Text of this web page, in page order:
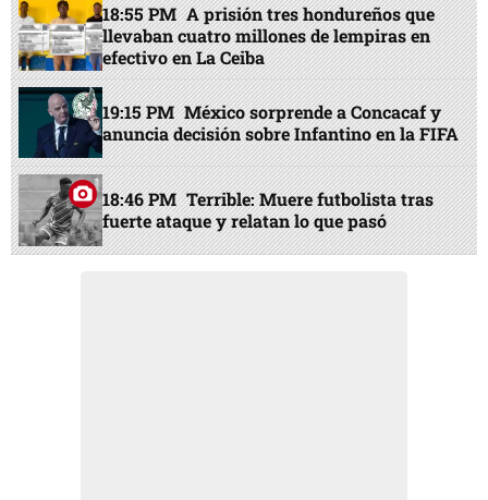
18:55 PM A prisión tres hondureños que
llevaban cuatro millones de lempiras en
efectivo en La Ceiba
19:15 PM México sorprende a Concacaf y
anuncia decisión sobre Infantino en la FIFA
18:46 PM Terrible: Muere futbolista tras
fuerte ataque y relatan lo que pasó